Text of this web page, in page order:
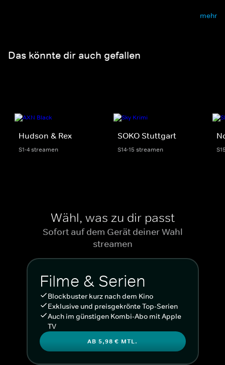
mehr
Das könnte dir auch gefallen
Hudson & Rex
S1-4 streamen
SOKO Stuttgart
S14-15 streamen
Wähl, was zu dir passt
Sofort auf dem Gerät deiner Wahl
streamen
Filme & Serien
Blockbuster kurz nach dem Kino
Exklusive und preisgekrönte Top-Serien
Auch im günstigen Kombi-Abo mit Apple
TV
AB 5,98 € MTL.